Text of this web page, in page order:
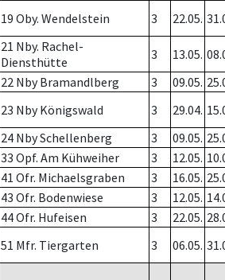
19 Oby. Wendelstein 3 22.05.
21 Nby. Rachel-
Diensthütte
3 13.05.
22 Nby Bramandlberg 3 09.05.
23 Nby Königswald 3 29.04.
24 Nby Schellenberg 3 09.05.
33 Opf. Am Kühweiher 3 12.05.
41 Ofr. Michaelsgraben 3 16.05.
43 Ofr. Bodenwiese 3 12.05.
44 Ofr. Hufeisen 3 22.05.
51 Mfr. Tiergarten 3 06.05.